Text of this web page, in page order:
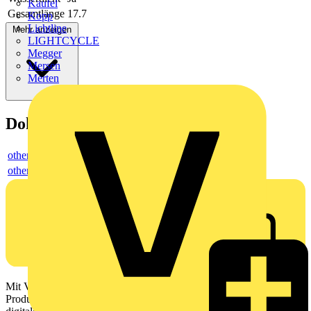
Kaufel
Kopp
Lichtline
LIGHTCYCLE
Megger
Mersen
Merten
Gesamtlänge 17.7
Mehr anzeigen
Dokumente
others
others
Mit Voltimum erhalten Elektrofachkräfte Zugang zu Branchennews,
Produktinformationen, Schulungen und Tools – alles auf einer